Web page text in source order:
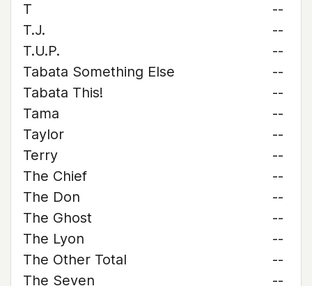
T
--
T.J.
--
T.U.P.
--
Tabata Something Else
--
Tabata This!
--
Tama
--
Taylor
--
Terry
--
The Chief
--
The Don
--
The Ghost
--
The Lyon
--
The Other Total
--
The Seven
--